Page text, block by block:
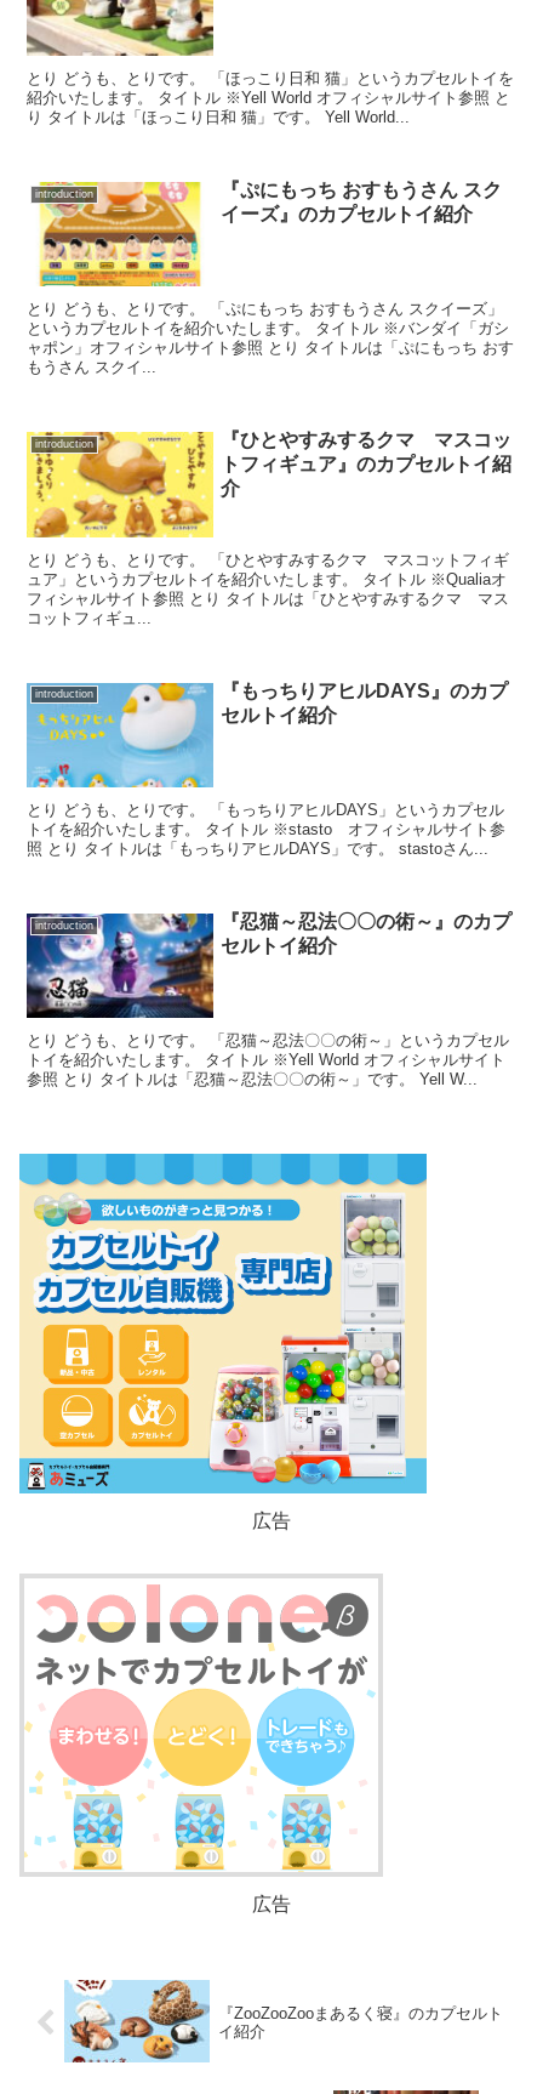
とり どうも、とりです。 「ほっこり日和 猫」というカプセルトイを
紹介いたします。 タイトル ※Yell World オフィシャルサイト参照 と
り タイトルは「ほっこり日和 猫」です。 Yell World...
introduction
『ぷにもっち おすもうさん スク
イーズ』のカプセルトイ紹介
とり どうも、とりです。 「ぷにもっち おすもうさん スクイーズ」
というカプセルトイを紹介いたします。 タイトル ※バンダイ「ガシ
ャポン」オフィシャルサイト参照 とり タイトルは「ぷにもっち おす
もうさん スクイ...
introduction
『ひとやすみするクマ マスコッ
トフィギュア』のカプセルトイ紹
介
とり どうも、とりです。 「ひとやすみするクマ マスコットフィギ
ュア」というカプセルトイを紹介いたします。 タイトル ※Qualiaオ
フィシャルサイト参照 とり タイトルは「ひとやすみするクマ マス
コットフィギュ...
introduction
『もっちりアヒルDAYS』のカプ
セルトイ紹介
とり どうも、とりです。 「もっちりアヒルDAYS」というカプセル
トイを紹介いたします。 タイトル ※stasto オフィシャルサイト参
照 とり タイトルは「もっちりアヒルDAYS」です。 stastoさん...
introduction
『忍猫～忍法〇〇の術～』のカプ
セルトイ紹介
とり どうも、とりです。 「忍猫～忍法〇〇の術～」というカプセル
トイを紹介いたします。 タイトル ※Yell World オフィシャルサイト
参照 とり タイトルは「忍猫～忍法〇〇の術～」です。 Yell W...
広告
広告
『ZooZooZooまあるく寝』のカプセルト
イ紹介